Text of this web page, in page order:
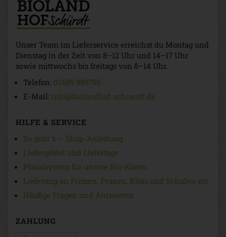
Unser Team im Lieferservice erreichst du Montag und
Dienstag in der Zeit von 8–12 Uhr und 14–17 Uhr
sowie mittwochs bis freitags von 8–14 Uhr.
Telefon: 02685 989755
E-Mail: info@biolandhof-schuerdt.de
HILFE & SERVICE
So geht 's — Shop-Anleitung
Liefergebiet und Liefertage
Pfandsystem für unsere Bio-Kisten
Lieferung an Firmen, Praxen, Kitas und Schulen etc.
Häufige Fragen und Antworten
ZAHLUNG